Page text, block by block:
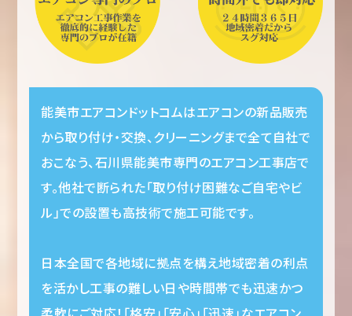
能美市エアコンドットコムはエアコンの新品販売
から取り付け・交換、クリーニングまで全て自社で
おこなう、石川県能美市専門のエアコン工事店で
す。他社で断られた「取り付け困難なご自宅やビ
ル」での設置も高技術で施工可能です。
日本全国で各地域に拠点を構え地域密着の利点
を活かし工事の難しい日や時間帯でも迅速かつ